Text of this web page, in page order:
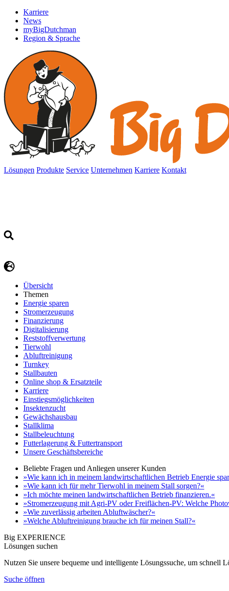
Karriere
News
myBigDutchman
Region & Sprache
Lösungen Produkte Service Unternehmen Karriere Kontakt
Übersicht
Themen
Energie sparen
Stromerzeugung
Finanzierung
Digitalisierung
Reststoffverwertung
Tierwohl
Abluftreinigung
Turnkey
Stallbauten
Online shop & Ersatzteile
Karriere
Einstiegsmöglichkeiten
Insektenzucht
Gewächshausbau
Stallklima
Stallbeleuchtung
Futterlagerung & Futtertransport
Unsere Geschäftsbereiche
Beliebte Fragen und Anliegen unserer Kunden
»Wie kann ich in meinem landwirtschaftlichen Betrieb Energie
»Wie kann ich für mehr Tierwohl in meinem Stall sorgen?«
»Ich möchte meinen landwirtschaftlichen Betrieb finanzieren.«
»Stromerzeugung mit Agri-PV oder Freiflächen-PV: Welche
»Wie zuverlässig arbeiten Abluftwäscher?«
»Welche Abluftreinigung brauche ich für meinen Stall?«
Big EXPERIENCE
Lösungen suchen
Nutzen Sie unsere bequeme und intelligente Lösungssuche, um
Suche öffnen